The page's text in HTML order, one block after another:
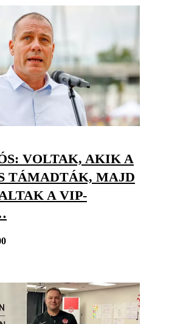
VOLTAK, AKIK A
TÁMADTÁK, MAJD
A VIP-